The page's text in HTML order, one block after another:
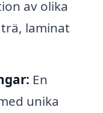
av olika
laminat
En
unika